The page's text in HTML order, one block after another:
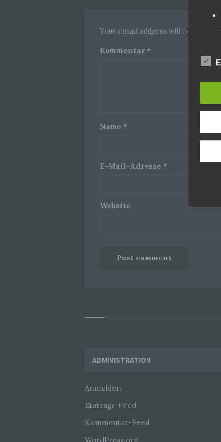
Your email address will not be
Kommentar *
Name *
E-Mail-Adresse *
Website
Widgets
ADMINISTRATION
Anmelden
Eintrags-Feed
Kommentar-Feed
WordPress.org